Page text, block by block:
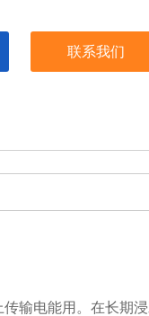
联系我们
输电能用。在长期